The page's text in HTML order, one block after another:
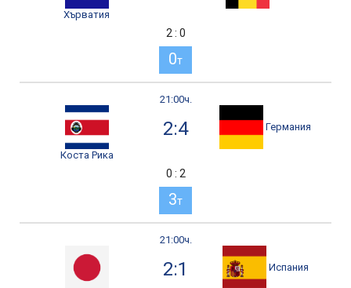
Хърватия
2 : 0
0т
21:00ч.
Коста Рика
2:4 Германия
0 : 2
3т
21:00ч.
2:1 Испания